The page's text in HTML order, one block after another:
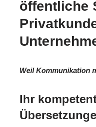
öffentliche
Weil Kommunikation
Ihr